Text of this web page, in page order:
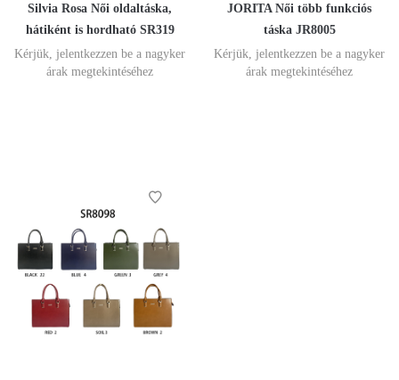
Silvia Rosa Női oldaltáska,
hátiként is hordható SR319
Kérjük, jelentkezzen be a nagyker
árak megtekintéséhez
JORITA Női több funkciós
táska JR8005
Kérjük, jelentkezzen be a nagyker
árak megtekintéséhez